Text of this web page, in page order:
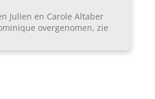
Julien en Carole Altaber
overgenomen, zie